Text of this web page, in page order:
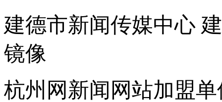
建德市新闻传媒中心
镜像
杭州网新闻网站加盟